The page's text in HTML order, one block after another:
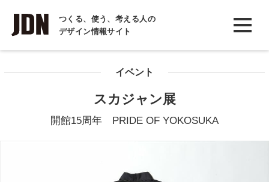
つくる、使う、考える人の
デザイン情報サイト
INTERVIEW
インタビュー
COLUMN
イベント
スカジャン展
開館15周年 PRIDE OF YOKOSUKA